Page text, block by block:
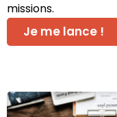
missions.
Je me lance !